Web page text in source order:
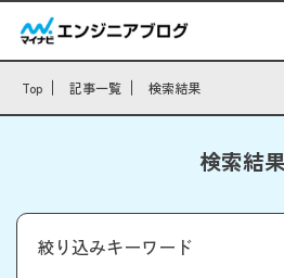
Top 記事一覧 検索結果
検索結
絞り込みキーワード